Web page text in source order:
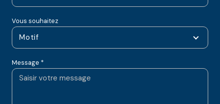
Vous souhaitez
Motif
Message *